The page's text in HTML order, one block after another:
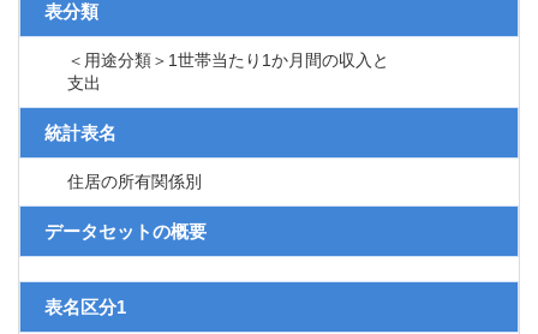
表分類
＜用途分類＞1世帯当たり1か月間の収入と
支出
統計表名
住居の所有関係別
データセットの概要
表名区分1